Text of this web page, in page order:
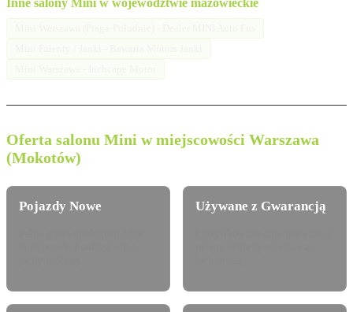
Oferta salonu Mini w miejscowości Warszawa
(Mokotów)
Pojazdy Nowe Używane z Gwarancją